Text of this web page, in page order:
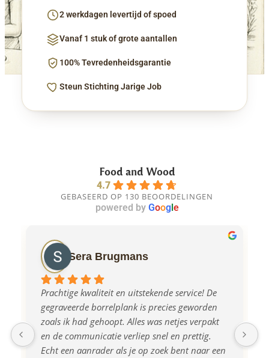
2 werkdagen levertijd of spoed
Vanaf 1 stuk of grote aantallen
100% Tevredenheidsgarantie
Steun Stichting Jarige Job
Food and Wood
4.7
GEBASEERD OP 130 BEOORDELINGEN
powered by Googl e
Sera Brugmans
Prachtige kwaliteit en uitstekende service! De
gegraveerde borrelplank is precies geworden
zoals ik had gehoopt. Alles was netjes verpakt
en de communicatie verliep snel en prettig.
Echt een aanrader als je op zoek bent naar een